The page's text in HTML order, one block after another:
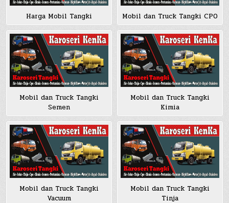
Harga Mobil Tangki Mobil dan Truck Tangki CPO
Mobil dan Truck Tangki
Semen
Mobil dan Truck Tangki
Kimia
Mobil dan Truck Tangki
Vacuum
Mobil dan Truck Tangki
Tinja